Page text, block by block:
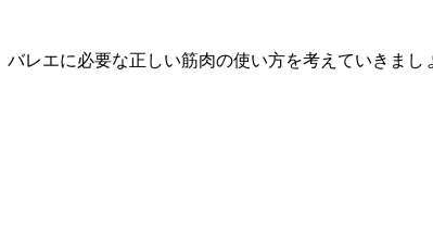
バレエに必要な正しい筋肉の使い方を考えていきまし